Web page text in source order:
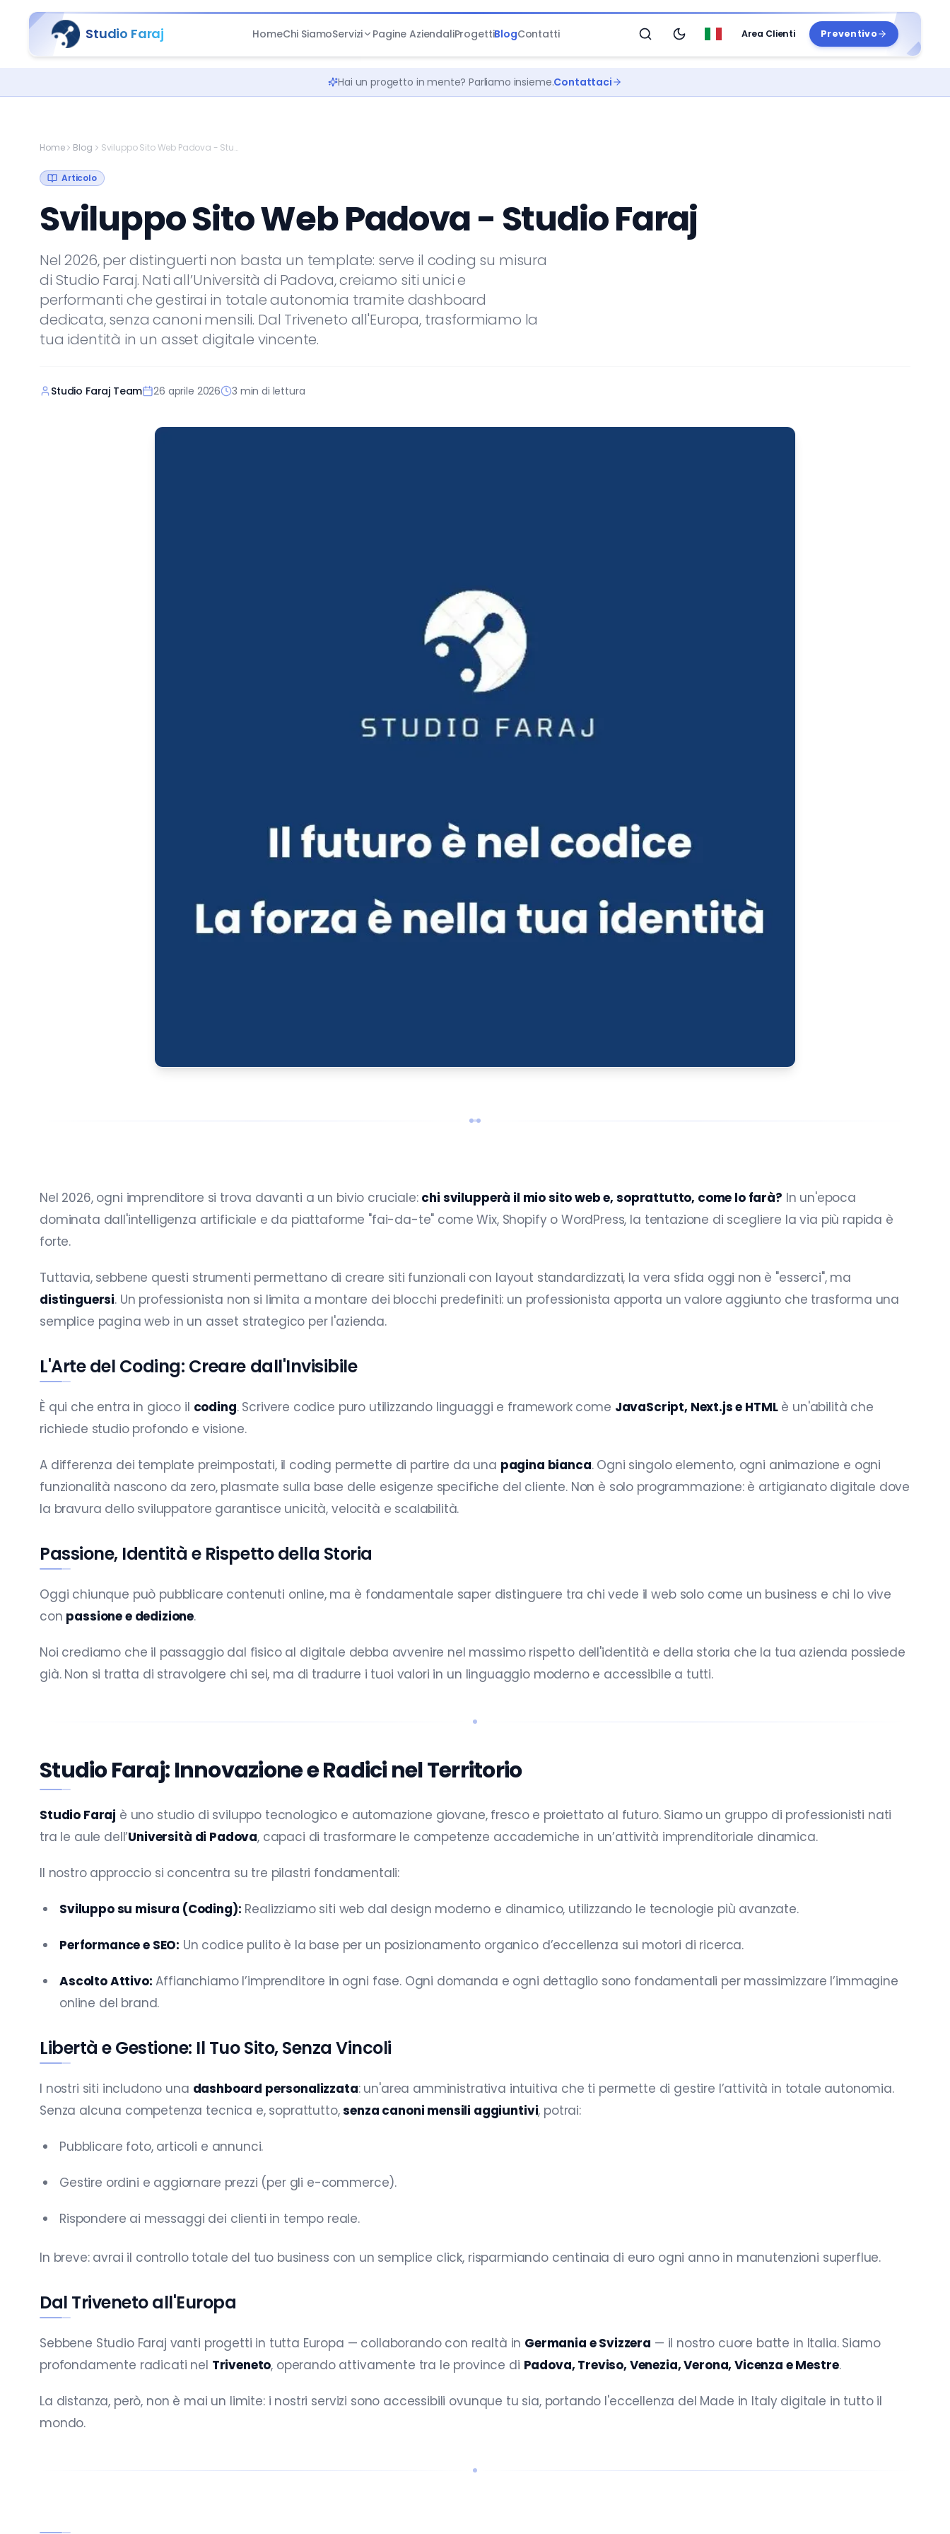
Studio Faraj HomeChi SiamoServizi Pagine AziendaliProgettiBlogContatti SearchPassa al tema scuro
ItalianoArea Clienti Preventivo
Hai un progetto in mente? Parliamo insieme.Contattaci
Home Blog Sviluppo Sito Web Padova - Studio Faraj
Articolo
Sviluppo Sito Web Padova - Studio Faraj
Nel 2026, per distinguerti non basta un template: serve il coding su misura
di Studio Faraj. Nati all’Università di Padova, creiamo siti unici e
performanti che gestirai in totale autonomia tramite dashboard
dedicata, senza canoni mensili. Dal Triveneto all'Europa, trasformiamo la
tua identità in un asset digitale vincente.
Studio Faraj Team 26 aprile 2026 3 min di lettura
Nel 2026, ogni imprenditore si trova davanti a un bivio cruciale: chi svilupperà il mio sito web e, soprattutto, come lo farà? In un'epoca
dominata dall'intelligenza artificiale e da piattaforme "fai-da-te" come Wix, Shopify o WordPress, la tentazione di scegliere la via più rapida è
forte.
Tuttavia, sebbene questi strumenti permettano di creare siti funzionali con layout standardizzati, la vera sfida oggi non è "esserci", ma
distinguersi. Un professionista non si limita a montare dei blocchi predefiniti: un professionista apporta un valore aggiunto che trasforma una
semplice pagina web in un asset strategico per l'azienda.
L'Arte del Coding: Creare dall'Invisibile
È qui che entra in gioco il coding. Scrivere codice puro utilizzando linguaggi e framework come JavaScript, Next.js e HTMLè un'abilità che
richiede studio profondo e visione.
A differenza dei template preimpostati, il coding permette di partire da una pagina bianca. Ogni singolo elemento, ogni animazione e ogni
funzionalità nascono da zero, plasmate sulla base delle esigenze specifiche del cliente. Non è solo programmazione: è artigianato digitale dove
la bravura dello sviluppatore garantisce unicità, velocità e scalabilità.
Passione, Identità e Rispetto della Storia
Oggi chiunque può pubblicare contenuti online, ma è fondamentale saper distinguere tra chi vede il web solo come un business e chi lo vive
con passione e dedizione.
Noi crediamo che il passaggio dal fisico al digitale debba avvenire nel massimo rispetto dell'identità e della storia che la tua azienda possiede
già. Non si tratta di stravolgere chi sei, ma di tradurre i tuoi valori in un linguaggio moderno e accessibile a tutti.
Studio Faraj: Innovazione e Radici nel Territorio
Studio Faraj è uno studio di sviluppo tecnologico e automazione giovane, fresco e proiettato al futuro. Siamo un gruppo di professionisti nati
tra le aule dell’Università di Padova, capaci di trasformare le competenze accademiche in un’attività imprenditoriale dinamica.
Il nostro approccio si concentra su tre pilastri fondamentali:
Sviluppo su misura (Coding): Realizziamo siti web dal design moderno e dinamico, utilizzando le tecnologie più avanzate.
Performance e SEO: Un codice pulito è la base per un posizionamento organico d’eccellenza sui motori di ricerca.
Ascolto Attivo: Affianchiamo l’imprenditore in ogni fase. Ogni domanda e ogni dettaglio sono fondamentali per massimizzare l’immagine
online del brand.
Libertà e Gestione: Il Tuo Sito, Senza Vincoli
I nostri siti includono una dashboard personalizzata: un'area amministrativa intuitiva che ti permette di gestire l’attività in totale autonomia.
Senza alcuna competenza tecnica e, soprattutto,senza canoni mensili aggiuntivi, potrai:
Pubblicare foto, articoli e annunci.
Gestire ordini e aggiornare prezzi (per gli e-commerce).
Rispondere ai messaggi dei clienti in tempo reale.
In breve: avrai il controllo totale del tuo business con un semplice click, risparmiando centinaia di euro ogni anno in manutenzioni superflue.
Dal Triveneto all'Europa
Sebbene Studio Faraj vanti progetti in tutta Europa — collaborando con realtà in Germania e Svizzera — il nostro cuore batte in Italia. Siamo
profondamente radicati nel Triveneto, operando attivamente tra le province di Padova, Treviso, Venezia, Verona, Vicenza e Mestre.
La distanza, però, non è mai un limite: i nostri servizi sono accessibili ovunque tu sia, portando l'eccellenza del Made in Italy digitale in tutto il
mondo.